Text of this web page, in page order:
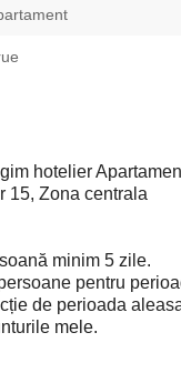
hotelier
15, Zona centrala
minim 5 zile.
pentru
de perioada
mele.